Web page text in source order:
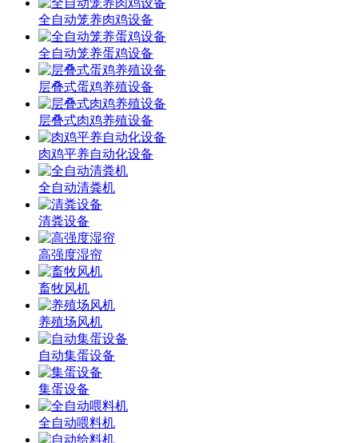
全自动笼养肉鸡设备
全自动笼养蛋鸡设备
层叠式蛋鸡养殖设备
层叠式肉鸡养殖设备
肉鸡平养自动化设备
全自动清粪机
清粪设备
高强度湿帘
畜牧风机
养殖场风机
自动集蛋设备
集蛋设备
全自动喂料机